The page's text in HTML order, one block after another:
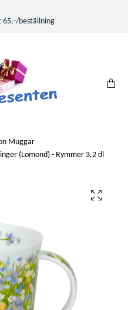
65,-/beställning
Muggar
(Lomond) - Rymmer 3,2 dl